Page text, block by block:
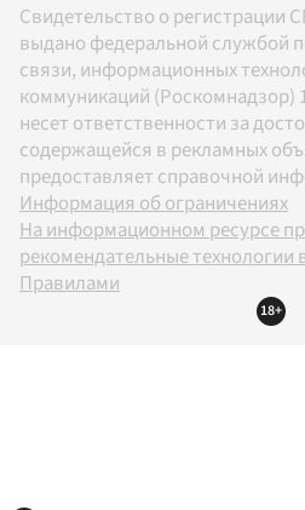
Свидетельство о регистрации
выдано федеральной службой
связи, информационных
коммуникаций (Роскомнадзор)
несет ответственности за
содержащейся в рекламных
предоставляет справочной
Информация об ограничениях
На информационном ресурсе
рекомендательные технологии
Правилами
18+